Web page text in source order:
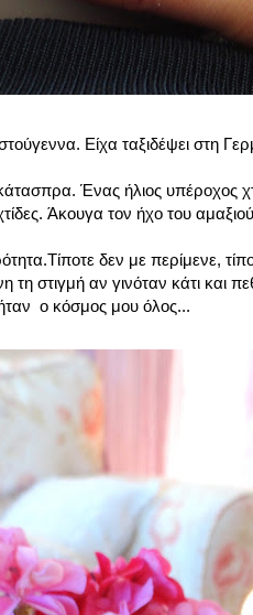
Είχα ταξιδέψει στη
Ένας ήλιος
Άκουγα τον ήχο του
δεν με περίμενε,
στιγμή αν γινόταν κάτι και
ήταν ο κόσμος μου όλος...